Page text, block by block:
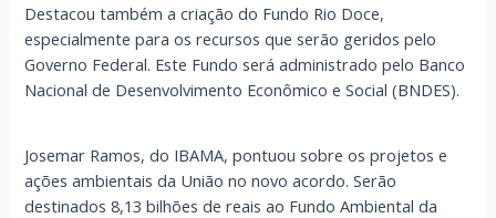
Destacou também a criação do Fundo Rio Doce,
especialmente para os recursos que serão geridos pelo
Governo Federal. Este Fundo será administrado pelo Banco
Nacional de Desenvolvimento Econômico e Social (BNDES).
Josemar Ramos, do IBAMA, pontuou sobre os projetos e
ações ambientais da União no novo acordo. Serão
destinados 8,13 bilhões de reais ao Fundo Ambiental da